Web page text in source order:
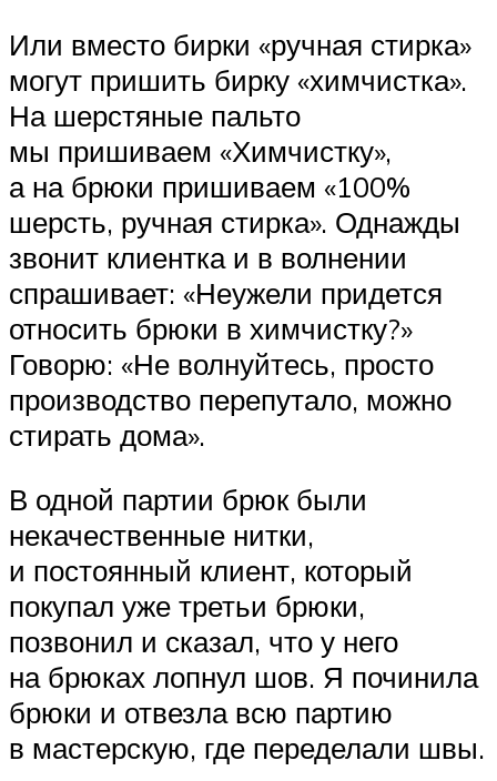
Или вместо бирки «ручная стирка»
могут пришить бирку «химчистка».
На шерстяные пальто
мы пришиваем «Химчистку»,
а на брюки пришиваем «100%
шерсть, ручная стирка». Однажды
звонит клиентка и в волнении
спрашивает: «Неужели придется
относить брюки в химчистку?»
Говорю: «Не волнуйтесь, просто
производство перепутало, можно
стирать дома».
В одной партии брюк были
некачественные нитки,
и постоянный клиент, который
покупал уже третьи брюки,
позвонил и сказал, что у него
на брюках лопнул шов. Я починила
брюки и отвезла всю партию
в мастерскую, где переделали швы.